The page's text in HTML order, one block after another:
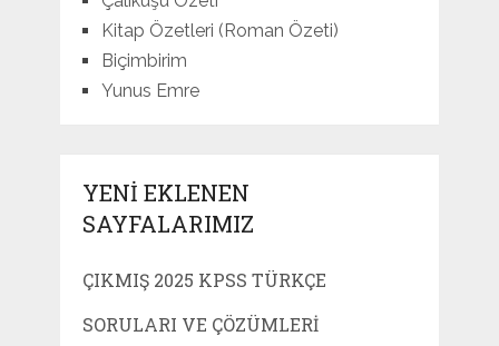
Kitap Özetleri (Roman Özeti)
Biçimbirim
Yunus Emre
YENI EKLENEN
SAYFALARIMIZ
ÇIKMIŞ 2025 KPSS TÜRKÇE
SORULARI VE ÇÖZÜMLERI